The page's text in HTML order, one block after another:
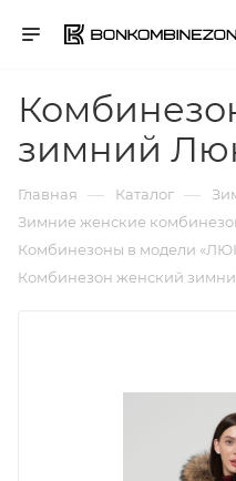
зимний
Главная — Каталог —
Зимние женские
Комбинезоны в модели
Комбинезон женский